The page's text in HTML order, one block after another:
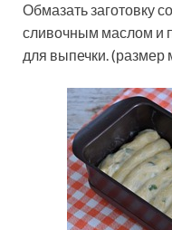
Обмазать заготовку
сливочным маслом и
для выпечки.